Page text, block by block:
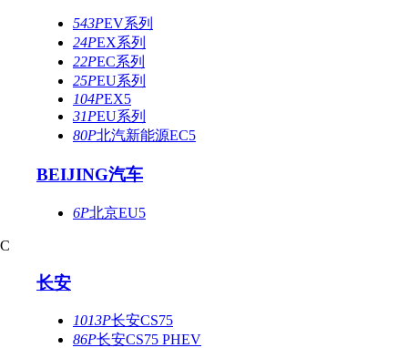
543PEV系列
24PEX系列
22PEC系列
25PEU系列
104PEX5
31PEU系列
80P北汽新能源EC5
BEIJING汽车
6P北京EU5
C
长安
1013P长安CS75
86P长安CS75 PHEV